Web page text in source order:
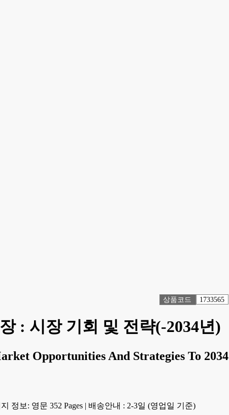
상품코드 1733565
: 시장 기회 및 전략(-2034년)
Opportunities And Strategies To 2034
정보: 영문 352 Pages | 배송안내 : 2-3일 (영업일 기준)